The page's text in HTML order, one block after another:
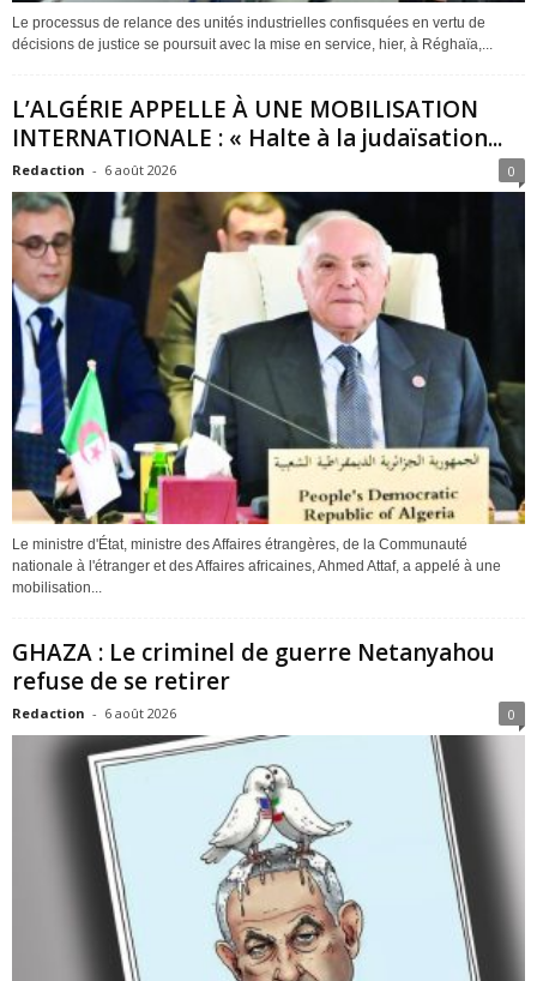
Le processus de relance des unités industrielles confisquées en vertu de
décisions de justice se poursuit avec la mise en service, hier, à Réghaïa,...
L’ALGÉRIE APPELLE À UNE MOBILISATION
INTERNATIONALE : « Halte à la judaïsation...
Redaction - 6 août 2026 0
Le ministre d'État, ministre des Affaires étrangères, de la Communauté
nationale à l'étranger et des Affaires africaines, Ahmed Attaf, a appelé à une
mobilisation...
GHAZA : Le criminel de guerre Netanyahou
refuse de se retirer
Redaction - 6 août 2026 0